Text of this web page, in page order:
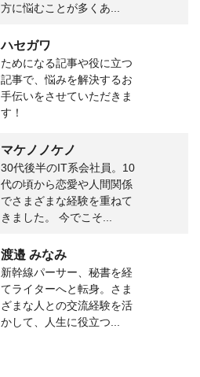
方に悩むことが多くあ...
ハセガワ
ためになる記事や役に立つ
記事で、悩みを解決するお
手伝いをさせていただきま
す！
マケノノケノ
30代後半のIT系会社員。10
代の頃から恋愛や人間関係
でさまざまな経験を重ねて
きました。 今でこそ...
渡邉 みなみ
新幹線パーサー、秘書を経
てライターへと転身。さま
ざまな人との交流経験を活
かして、人生に役立つ...